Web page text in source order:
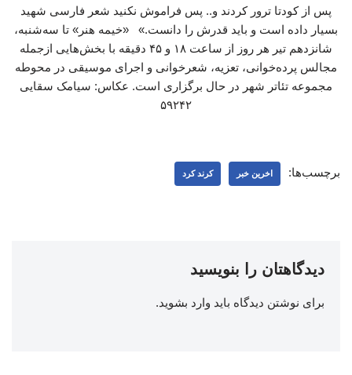
پس از کودتا ترور کردند و.. پس فراموش نکنید شعر فارسی شهید
بسیار داده است و باید قدرش را دانست.» «خیمه هنر» تا سه‌شنبه،
شانزدهم تیر هر روز از ساعت ۱۸ و ۴۵ دقیقه با بخش‌هایی ازجمله
مجالس پرده‌خوانی، تعزیه، شعرخوانی و اجرای موسیقی در محوطه
مجموعه تئاتر شهر در حال برگزاری است. عکاس: سیامک سقایی
۵۹۲۴۲
برچسب‌ها: اخرین خبر کرند کرد
دیدگاهتان را بنویسید
برای نوشتن دیدگاه باید وارد بشوید.